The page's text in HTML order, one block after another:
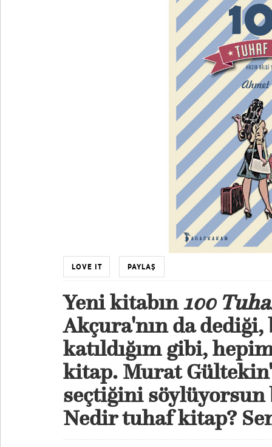
LOVE IT PAYLAŞ
Yeni kitabın100
Akçura'nın da dediği,
katıldığım gibi,
kitap. Murat
seçtiğini
Nedir tuhaf kitap?